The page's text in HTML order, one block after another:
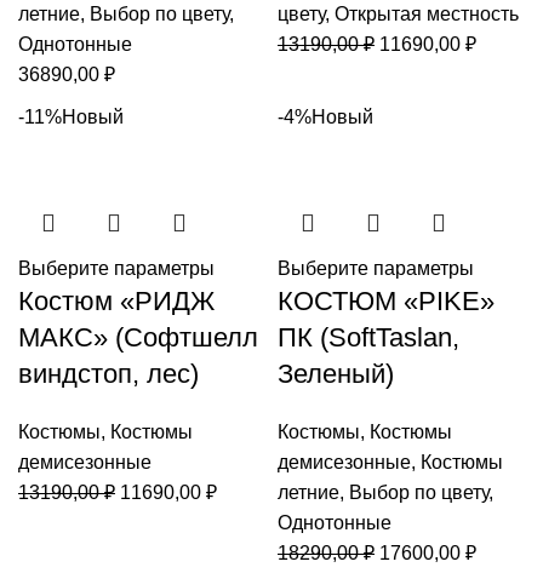
летние, Выбор по цвету,
Однотонные
36890,00 ₽
цвету, Открытая местность
13190,00₽ Первоначальная
11690,00 ₽
-11%Новый
Выберите параметры
Костюм «РИДЖ
МАКС» (Софтшелл
виндстоп, лес)
Костюмы, Костюмы
демисезонные
13190,00₽ Первоначальная
11690,00 ₽Текущая
11690,00 ₽.
-4%Новый
Выберите параметры
КОСТЮМ «PIKE»
ПК (SoftTaslan,
Зеленый)
Костюмы, Костюмы
демисезонные, Костюмы
летние, Выбор по цвету,
Однотонные
18290,00₽ Первоначальная
17600,00 ₽